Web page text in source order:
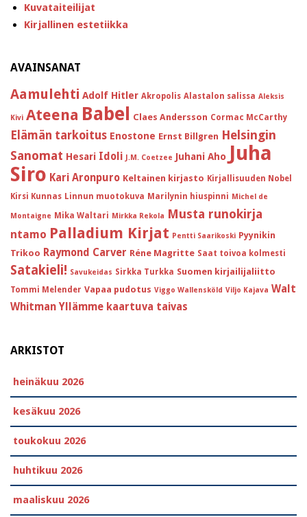
Kuvataiteilijat
Kirjallinen estetiikka
AVAINSANAT
Aamulehti Adolf Hitler Akropolis Alastalon salissa Aleksis
Kivi Ateena Babel Claes Andersson Cormac McCarthy
Elämän tarkoitus Enostone Ernst Billgren Helsingin
Sanomat Hesari Idoli J.M. Coetzee Juhani Aho Juha
Siro Kari Aronpuro Keltainen kirjasto Kirjallisuuden Nobel
Kirsi Kunnas Linnun muotokuva Marilynin hiuspinni Michel de
Montaigne Mika Waltari Mirkka Rekola Musta runokirja
ntamo Palladium Kirjat Pentti Saarikoski Pyynikin
Trikoo Raymond Carver Réne Magritte Saat toivoa kolmesti
Satakieli! Savukeidas Sirkka Turkka Suomen kirjailijaliitto
Tommi Melender Vapaa pudotus Viggo Wallensköld Viljo Kajava Walt
Whitman Yllämme kaartuva taivas
ARKISTOT
heinäkuu 2026
kesäkuu 2026
toukokuu 2026
huhtikuu 2026
maaliskuu 2026